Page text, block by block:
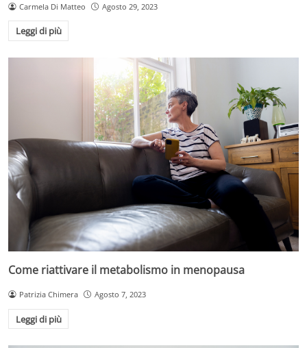
Carmela Di Matteo Agosto 29, 2023
Leggi di più
Come riattivare il metabolismo in menopausa
Patrizia Chimera Agosto 7, 2023
Leggi di più